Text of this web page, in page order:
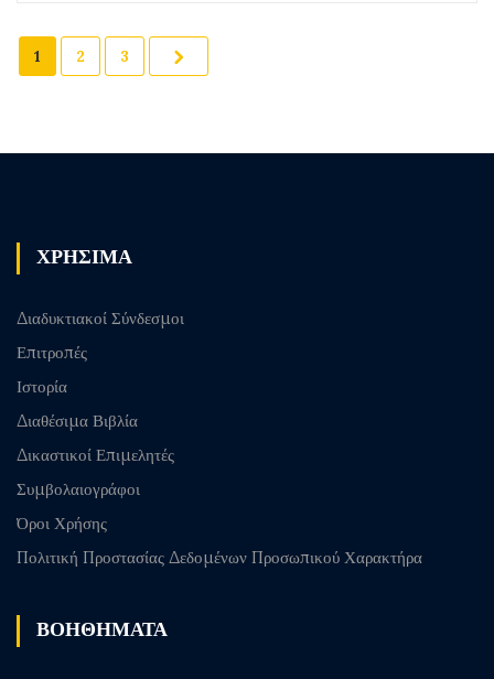
1 2 3
ΧΡΗΣΙΜΑ
Διαδυκτιακοί Σύνδεσμοι
Επιτροπές
Ιστορία
Διαθέσιμα Βιβλία
Δικαστικοί Επιμελητές
Συμβολαιογράφοι
Όροι Χρήσης
Πολιτική Προστασίας Δεδομένων Προσωπικού Χαρακτήρα
ΒΟΗΘΗΜΑΤΑ